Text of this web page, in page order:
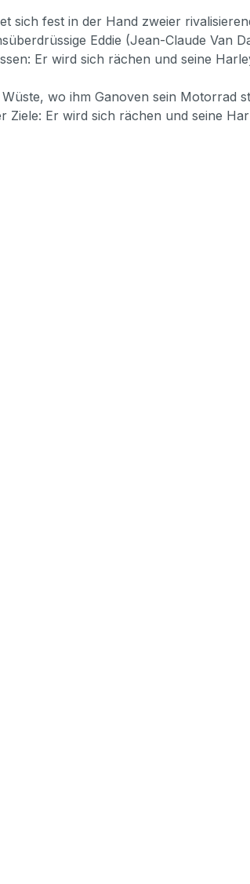
sich fest in der Hand zweier
Eddie (Jean-Claude Van
Er wird sich rächen und seine
wo ihm Ganoven sein
Ziele: Er wird sich rächen und seine